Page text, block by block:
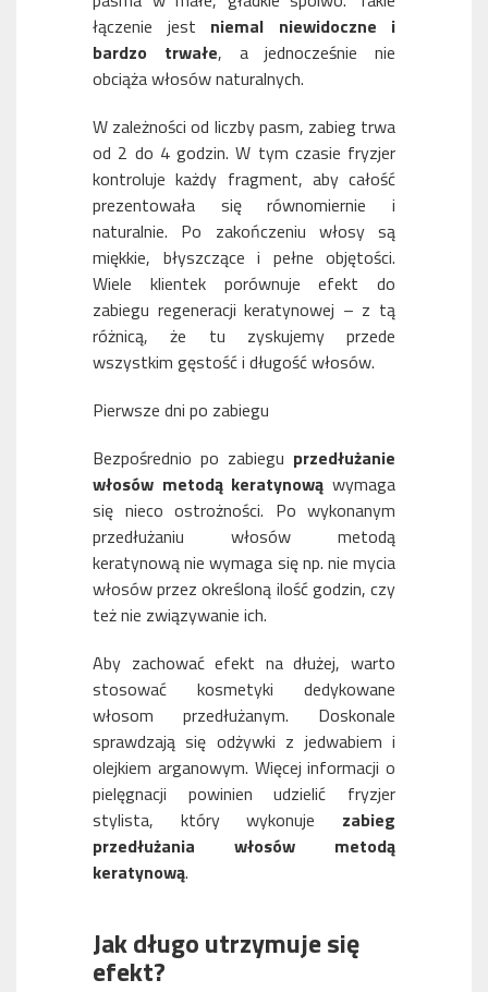
łączenie jest niemal niewidoczne i
bardzo trwałe, a jednocześnie nie
obciąża włosów naturalnych.
W zależności od liczby pasm, zabieg trwa
od 2 do 4 godzin. W tym czasie fryzjer
kontroluje każdy fragment, aby całość
prezentowała się równomiernie i
naturalnie. Po zakończeniu włosy są
miękkie, błyszczące i pełne objętości.
Wiele klientek porównuje efekt do
zabiegu regeneracji keratynowej – z tą
różnicą, że tu zyskujemy przede
wszystkim gęstość i długość włosów.
Pierwsze dni po zabiegu
Bezpośrednio po zabiegu przedłużanie
włosów metodą keratynową wymaga
się nieco ostrożności. Po wykonanym
przedłużaniu włosów metodą
keratynową nie wymaga się np. nie mycia
włosów przez określoną ilość godzin, czy
też nie związywanie ich.
Aby zachować efekt na dłużej, warto
stosować kosmetyki dedykowane
włosom przedłużanym. Doskonale
sprawdzają się odżywki z jedwabiem i
olejkiem arganowym. Więcej informacji o
pielęgnacji powinien udzielić fryzjer
stylista, który wykonuje zabieg
przedłużania włosów metodą
keratynową.
Jak długo utrzymuje się
efekt?